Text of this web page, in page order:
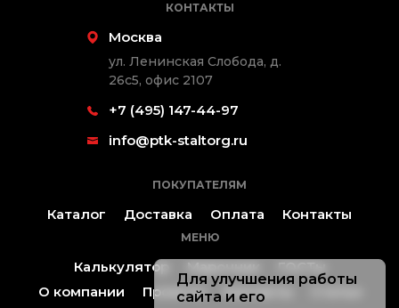
КОНТАКТЫ
Москва
ул. Ленинская Слобода, д.
26с5, офис 2107
+7 (495) 147-44-97
info@ptk-staltorg.ru
ПОКУПАТЕЛЯМ
Каталог Доставка Оплата Контакты
МЕНЮ
Калькулятор
О компании
Проекты Контакты
Для улучшения работы
сайта и его